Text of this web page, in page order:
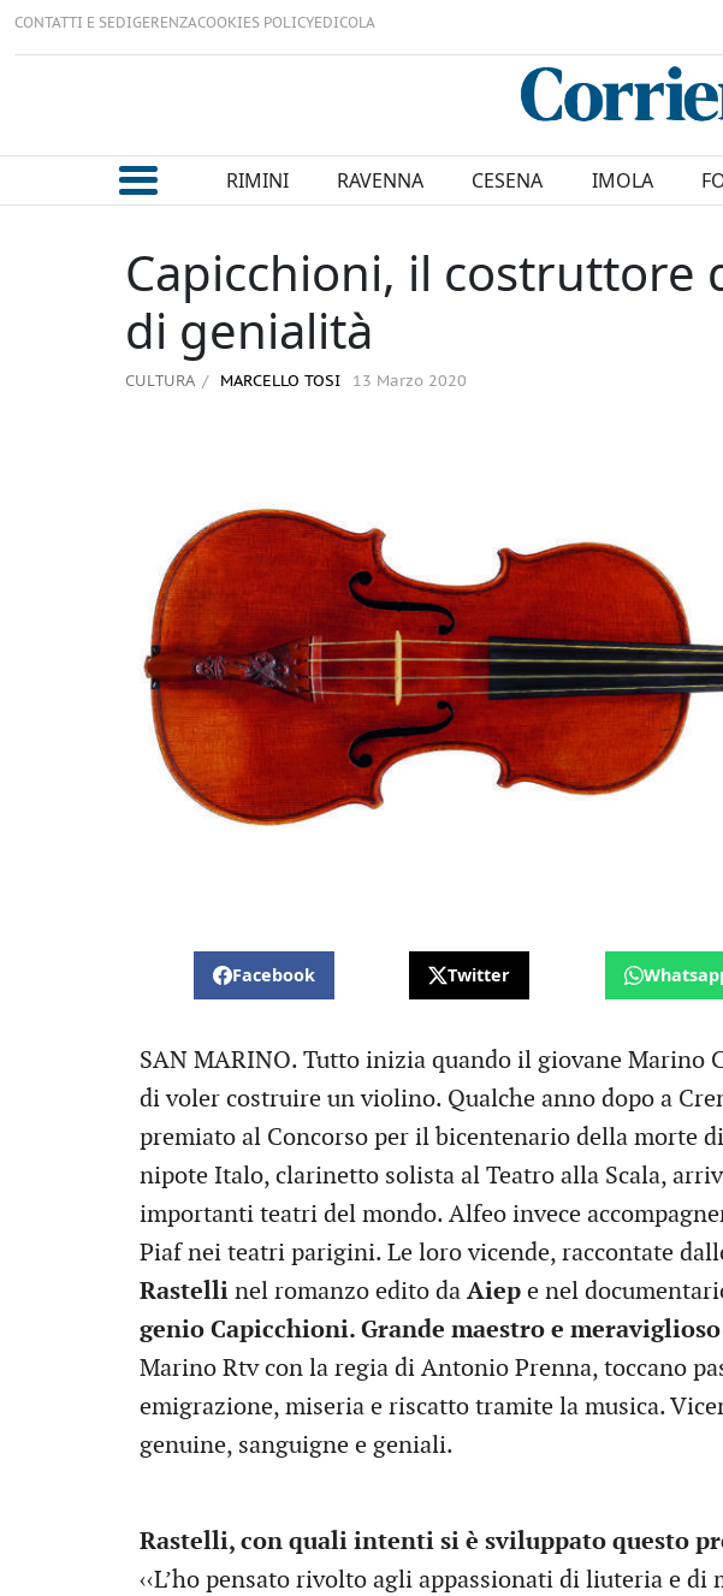
CONTATTI E SEDIGERENZACOOKIES POLICYEDICOLA
RIMINI RAVENNA CESENA IMOLA
Capicchioni, il
di genialità
CULTURA MARCELLO TOSI 13 Marzo 2020
Facebook Twitter
SAN MARINO. Tutto inizia quando il giovane Marino
di voler costruire un violino. Qualche anno dopo a
premiato al Concorso per il bicentenario della morte
nipote Italo, clarinetto solista al Teatro alla Scala,
importanti teatri del mondo. Alfeo invece
Piaf nei teatri parigini. Le loro vicende, raccontate
Rastelli nel romanzo edito da Aiep e nel
genio Capicchioni. Grande maestro e
Marino Rtv con la regia di Antonio Prenna, toccano
emigrazione, miseria e riscatto tramite la musica.
genuine, sanguigne e geniali.
Rastelli, con quali intenti si è sviluppato questo
‹‹L’ho pensato rivolto agli appassionati di liuteria e di